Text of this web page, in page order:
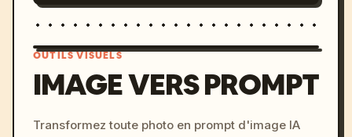
c, cyberpunk sunset, neon
OUTILS VISUELS
IMAGE VERS PROMPT
Transformez toute photo en prompt d'image IA